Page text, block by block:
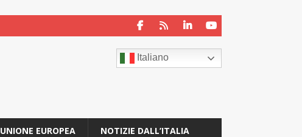
Italiano
UNIONE EUROPEA NOTIZIE DALL’ITALIA